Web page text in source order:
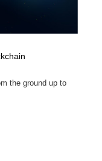
the ground up to